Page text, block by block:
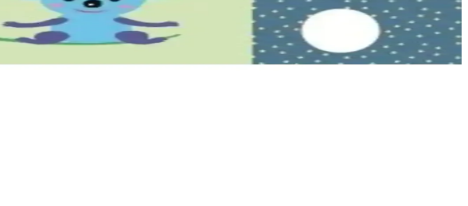
karar süreci detaylandırılıyor.
yardımcı oluyoruz.